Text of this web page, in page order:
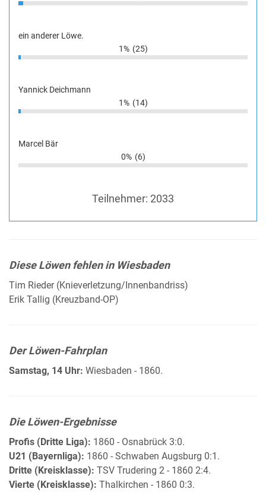
ein anderer Löwe.
1% (25)
Yannick Deichmann
1% (14)
Marcel Bär
0% (6)
Teilnehmer: 2033
Diese Löwen fehlen in Wiesbaden
Tim Rieder (Knieverletzung/Innenbandriss)
Erik Tallig (Kreuzband-OP)
Der Löwen-Fahrplan
Samstag, 14 Uhr: Wiesbaden - 1860.
Die Löwen-Ergebnisse
Profis (Dritte Liga): 1860 - Osnabrück 3:0.
U21 (Bayernliga): 1860 - Schwaben Augsburg 0:1.
Dritte (Kreisklasse): TSV Trudering 2 - 1860 2:4.
Vierte (Kreisklasse): Thalkirchen - 1860 0:3.